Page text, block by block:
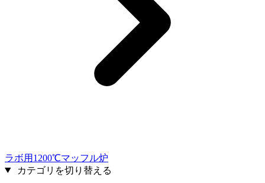
ラボ用1200℃マッフル炉
カテゴリを切り替える